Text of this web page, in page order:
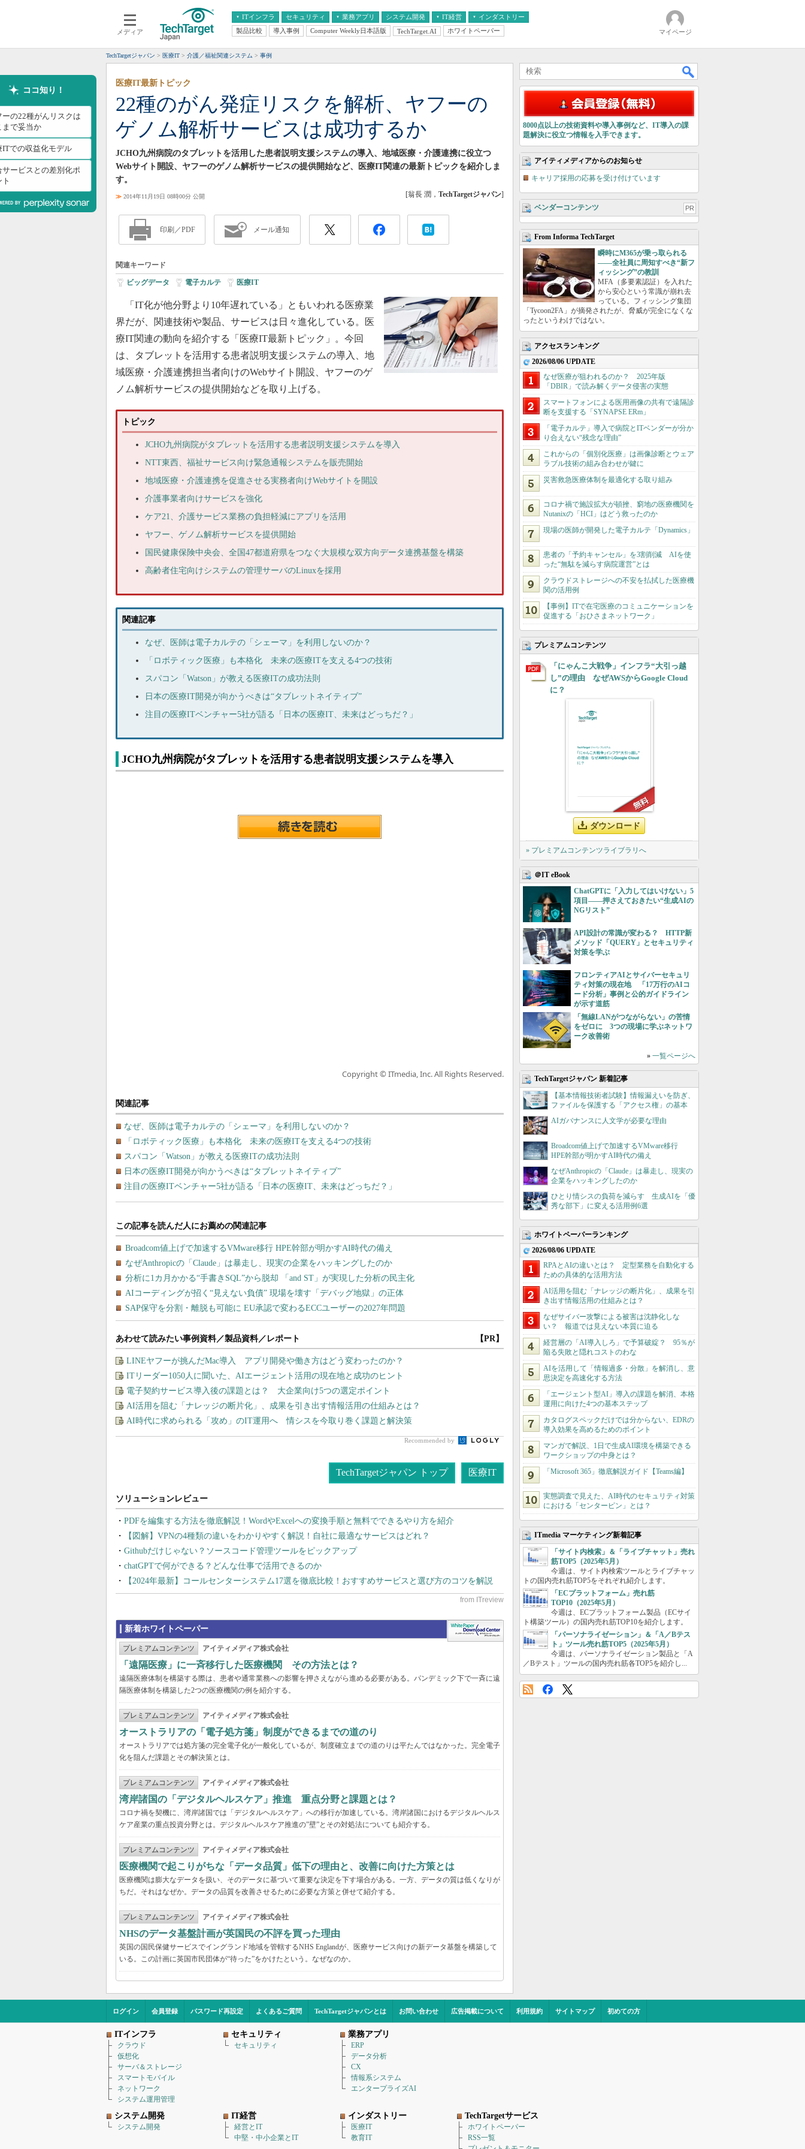
メディア
ITインフラ
クラウド
スマートモバイル
ネットワーク
システム運用管理
セキュリティ 業務アプリ
エンタープライズAI
ERP
情報系システム
システム開発 IT経営
経営とIT
インダストリー
医療IT
製品比較 導入事例 Computer Weekly日本語版 TechTarget.AI ホワイトペーパー マイページ
TechTargetジャパン 医療IT 介護／福祉関連システム 事例
ココ知り！
ーの22種がんリスクは
まで妥当か
ITでの収益化モデル
サービスとの差別化ポ
22種のがん発症リスクを解析、ヤフーの
ゲノム解析サービスは成功するか
医療IT最新トピック
JCHO九州病院のタブレットを活用した患者説明支援システムの導入、地域医療・介護連携に役立つ
Webサイト開設、ヤフーのゲノム解析サービスの提供開始など、医療IT関連の最新トピックを紹介しま
す。
≫ 2014年11月19日 08時00分 公開 [翁長 潤， TechTargetジャパン]
印刷／PDF メール通知
関連キーワード
ビッグデータ 電子カルテ 医療IT
「IT化が他分野より10年遅れている」ともいわれる医療業
界だが、関連技術や製品、サービスは日々進化している。医
療IT関連の動向を紹介する「医療IT最新トピック」。今回
は、タブレットを活用する患者説明支援システムの導入、地
域医療・介護連携担当者向けのWebサイト開設、ヤフーのゲ
ノム解析サービスの提供開始などを取り上げる。
トピック
JCHO九州病院がタブレットを活用する患者説明支援システムを導入
NTT東西、福祉サービス向け緊急通報システムを販売開始
地域医療・介護連携を促進させる実務者向けWebサイトを開設
介護事業者向けサービスを強化
ケア21、介護サービス業務の負担軽減にアプリを活用
ヤフー、ゲノム解析サービスを提供開始
国民健康保険中央会、全国47都道府県をつなぐ大規模な双方向データ連携基盤を構築
高齢者住宅向けシステムの管理サーバのLinuxを採用
関連記事
なぜ、医師は電子カルテの「シェーマ」を利用しないのか？
「ロボティック医療」も本格化 未来の医療ITを支える4つの技術
スパコン「Watson」が教える医療ITの成功法則
日本の医療IT開発が向かうべきは“タブレットネイティブ”
注目の医療ITベンチャー5社が語る「日本の医療IT、未来はどっちだ？」
JCHO九州病院がタブレットを活用する患者説明支援システムを導入
Copyright © ITmedia, Inc. All Rights Reserved.
関連記事
なぜ、医師は電子カルテの「シェーマ」を利用しないのか？
「ロボティック医療」も本格化 未来の医療ITを支える4つの技術
スパコン「Watson」が教える医療ITの成功法則
日本の医療IT開発が向かうべきは“タブレットネイティブ”
注目の医療ITベンチャー5社が語る「日本の医療IT、未来はどっちだ？」
あわせて読みたい事例資料／製品資料／レポート 【PR】
LINEヤフーが挑んだMac導入 アプリ開発や働き方はどう変わったのか？
ITリーダー1050人に聞いた、AIエージェント活用の現在地と成功のヒント
電子契約サービス導入後の課題とは？ 大企業向け5つの選定ポイント
AI活用を阻む「ナレッジの断片化」、成果を引き出す情報活用の仕組みとは？
AI時代に求められる「攻め」のIT運用へ 情シスを今取り巻く課題と解決策
Recommended by
TechTargetジャパン トップ 医療IT
PDFを編集する方法を徹底解説！WordやExcelへの変換手順と無料でできるやり方を紹介
【図解】VPNの4種類の違いをわかりやすく解説！自社に最適なサービスはどれ？
Githubだけじゃない？ソースコード管理ツールをピックアップ
chatGPTで何ができる？どんな仕事で活用できるのか
【2024年最新】コールセンターシステム17選を徹底比較！おすすめサービスと選び方のコツを解説
新着ホワイトペーパー
プレミアムコンテンツ アイティメディア株式会社
「遠隔医療」に一斉移行した医療機関 その方法とは？
遠隔医療体制を構築する際は、患者や通常業務への影響を押さえながら進める必要がある。パンデミック下で一斉に遠
隔医療体制を構築した2つの医療機関の例を紹介する。
プレミアムコンテンツ アイティメディア株式会社
オーストラリアの「電子処方箋」制度ができるまでの道のり
オーストラリアでは処方箋の完全電子化が一般化しているが、制度確立までの道のりは平たんではなかった。完全電子
化を阻んだ課題とその解決策とは。
プレミアムコンテンツ アイティメディア株式会社
湾岸諸国の「デジタルヘルスケア」推進 重点分野と課題とは？
コロナ禍を契機に、湾岸諸国では「デジタルヘルスケア」への移行が加速している。湾岸諸国におけるデジタルヘルス
ケア産業の重点投資分野とは。デジタルヘルスケア推進の”壁”とその対処法についても紹介する。
プレミアムコンテンツ アイティメディア株式会社
医療機関で起こりがちな「データ品質」低下の理由と、改善に向けた方策とは
医療機関は膨大なデータを扱い、そのデータに基づいて重要な決定を下す場合がある。一方、データの質は低くなりが
ちだ。それはなぜか。データの品質を改善させるために必要な方策と併せて紹介する。
プレミアムコンテンツ アイティメディア株式会社
NHSのデータ基盤計画が英国民の不評を買った理由
英国の国民保健サービスでイングランド地域を管轄するNHS Englandが、医療サービス向けの新データ基盤を構築して
いる。この計画に英国市民団体が“待った”をかけたという。なぜなのか。
8000点以上の技術資料や導入事例など、IT導入の課
題解決に役立つ情報を入手できます。
アイティメディアからのお知らせ
キャリア採用の応募を受け付けています
ベンダーコンテンツ PR
From Informa TechTarget
瞬時にM365が乗っ取られる
――全社員に周知すべき“新フ
ィッシング”の教訓
MFA（多要素認証）を入れた
から安心という常識が崩れ去
っている。フィッシング集団
「Tycoon2FA」が摘発されたが、脅威が完全になくな
ったというわけではない。
アクセスランキング
2026/08/06 UPDATE
なぜ医療が狙われるのか？ 2025年版
「DBIR」で読み解くデータ侵害の実態
スマートフォンによる医用画像の共有で遠隔診
断を支援する「SYNAPSE ERm」
「電子カルテ」導入で病院とITベンダーが分か
り合えない“残念な理由”
これからの「個別化医療」は画像診断とウェア
ラブル技術の組み合わせが鍵に
災害救急医療体制を最適化する取り組み
コロナ禍で施設拡大が頓挫、窮地の医療機関を
Nutanixの「HCI」はどう救ったのか
現場の医師が開発した電子カルテ「Dynamics」
患者の「予約キャンセル」を3割削減 AIを使
った“無駄を減らす病院運営”とは
クラウドストレージへの不安を払拭した医療機
関の活用例
【事例】ITで在宅医療のコミュニケーションを
促進する「おひさまネットワーク」
プレミアムコンテンツ
「にゃんこ大戦争」インフラ“大引っ越
し”の理由 なぜAWSからGoogle Cloud
に？
ダウンロード
» プレミアムコンテンツライブラリへ
＠IT eBook
ChatGPTに「入力してはいけない」5
項目――押さえておきたい“生成AIの
NGリスト”
API設計の常識が変わる？ HTTP新
メソッド「QUERY」とセキュリティ
対策を学ぶ
フロンティアAIとサイバーセキュリ
ティ対策の現在地 「17万行のAIコ
ード分析」事例と公的ガイドライン
が示す道筋
「無線LANがつながらない」の苦情
をゼロに 3つの現場に学ぶネットワ
ーク改善術
» 一覧ページへ
TechTargetジャパン 新着記事
【基本情報技術者試験】情報漏えいを防ぎ、
ファイルを保護する「アクセス権」の基本
AIガバナンスに人文学が必要な理由
Broadcom値上げで加速するVMware移行
HPE幹部が明かすAI時代の備え
なぜAnthropicの「Claude」は暴走し、現実の
企業をハッキングしたのか
ひとり情シスの負荷を減らす 生成AIを「優
秀な部下」に変える活用例6選
ホワイトペーパーランキング
2026/08/06 UPDATE
RPAとAIの違いとは？ 定型業務を自動化する
ための具体的な活用方法
AI活用を阻む「ナレッジの断片化」、成果を引
き出す情報活用の仕組みとは？
なぜサイバー攻撃による被害は沈静化しな
い？ 報道では見えない本質に迫る
経営層の「AI導入しろ」で予算破綻？ 95％が
陥る失敗と隠れコストのわな
AIを活用して「情報過多・分散」を解消し、意
思決定を高速化する方法
「エージェント型AI」導入の課題を解消、本格
運用に向けた4つの基本ステップ
カタログスペックだけでは分からない、EDRの
導入効果を高めるためのポイント
マンガで解説、1日で生成AI環境を構築できる
ワークショップの中身とは？
「Microsoft 365」徹底解説ガイド【Teams編】
実態調査で見えた、AI時代のセキュリティ対策
における「センターピン」とは？
ITmedia マーケティング新着記事
「サイト内検索」＆「ライブチャット」売れ
筋TOP5（2025年5月）
今週は、サイト内検索ツールとライブチャッ
トの国内売れ筋TOP5をそれぞれ紹介します。
「ECプラットフォーム」売れ筋
TOP10（2025年5月）
今週は、ECプラットフォーム製品（ECサイ
ト構築ツール）の国内売れ筋TOP10を紹介します。
「パーソナライゼーション」＆「A／Bテス
ト」ツール売れ筋TOP5（2025年5月）
今週は、パーソナライゼーション製品と「A
／Bテスト」ツールの国内売れ筋各TOP5を紹介し...
ログイン 会員登録 パスワード再設定 よくあるご質問 TechTargetジャパンとは お問い合わせ 広告掲載について 利用規約 サイトマップ 初めての方
ITインフラ
クラウド
仮想化
サーバ＆ストレージ
スマートモバイル
ネットワーク
システム運用管理
セキュリティ
セキュリティ
業務アプリ
ERP
データ分析
CX
情報系システム
エンタープライズAI
システム開発
システム開発
IT経営
経営とIT
中堅・中小企業とIT
インダストリー
医療IT
教育IT
TechTargetサービス
ホワイトペーパー
RSS一覧